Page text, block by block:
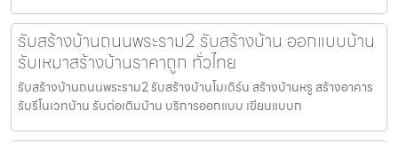
รับสร้างบ้านถนนพระราม2 รับสร้างบ้าน ออกแบบบ้าน
รับเหมาสร้างบ้านราคาถูก ทั่วไทย
รับสร้างบ้านถนนพระราม2 รับสร้างบ้านโมเดิร์น สร้างบ้านหรู สร้างอาคาร
รับรีโนเวทบ้าน รับต่อเติมบ้าน บริการออกแบบ เขียนแบบก